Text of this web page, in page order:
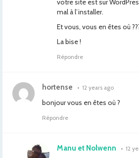
votre site est sur
mal à l’installer.
Et vous, vous en êtes où
La bise !
Répondre
hortense • 12 years ago
bonjour vous en êtes où ?
Répondre
Manu et Nolwenn • 12